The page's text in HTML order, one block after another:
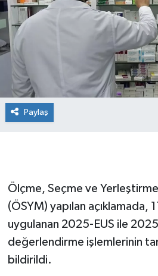
Paylaş
Ölçme, Seçme ve
(ÖSYM) yapılan açıklamada,
uygulanan 2025-EUS ile 2025-
değerlendirme işlemlerinin
bildirildi.